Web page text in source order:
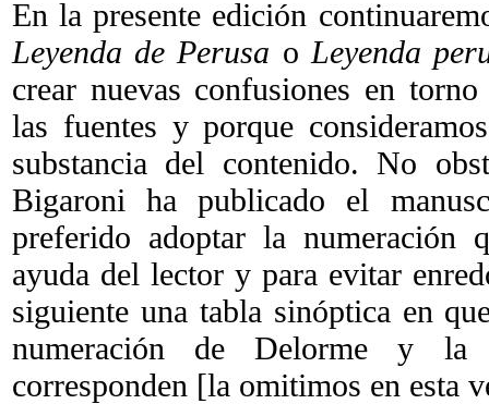
En la presente edición
Leyenda de Perusa o Leyenda
crear nuevas confusiones en
las fuentes y porque
substancia del contenido. No
Bigaroni ha publicado el
preferido adoptar la numeración
ayuda del lector y para evitar
siguiente una tabla sinóptica en
numeración de Delorme y la
corresponden [la omitimos en esta